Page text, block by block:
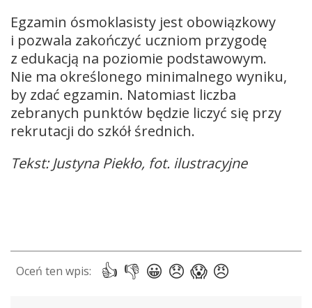
Egzamin ósmoklasisty jest obowiązkowy
i pozwala zakończyć uczniom przygodę
z edukacją na poziomie podstawowym.
Nie ma określonego minimalnego wyniku,
by zdać egzamin. Natomiast liczba
zebranych punktów będzie liczyć się przy
rekrutacji do szkół średnich.
Tekst: Justyna Piekło, fot. ilustracyjne